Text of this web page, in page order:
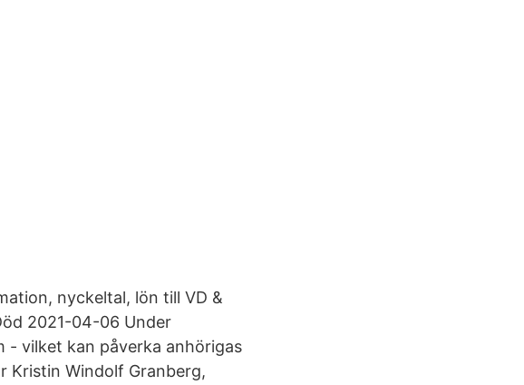
nyckeltal, lön till VD &
2021-04-06 Under
- vilket kan påverka anhörigas
Kristin Windolf Granberg,